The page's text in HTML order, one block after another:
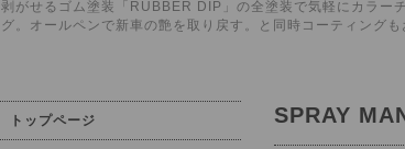
剥がせるゴム塗装「RUBBER DIP」の全塗装で気軽にカラー
グ。オールペンで新車の艶を取り戻す。と同時コーティング
SPRAY
トップページ